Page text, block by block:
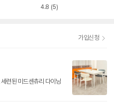
4.8 (5)
가입신청
련된 미드센츄리 다이닝